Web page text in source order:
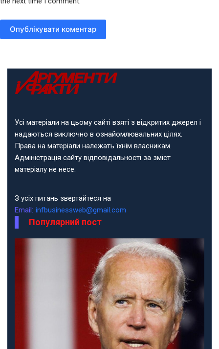
Опублікувати коментар
Усі матеріали на цьому сайті взяті з відкритих джерел і
надаються виключно в ознайомлювальних цілях.
Права на матеріали належать їхнім власникам.
Адміністрація сайту відповідальності за зміст
матеріалу не несе.
З усіх питань звертайтеся на
Email: infbusinessweb@gmail.com
Популярний пост